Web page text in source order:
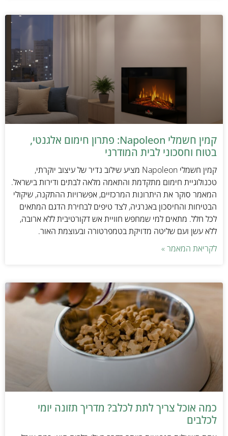
קמין חשמלי Napoleon: פתרון חימום אלגנטי,
בטוח וחסכוני לבית המודרני
קמין חשמלי Napoleon מציע שילוב נדיר של עיצוב יוקרתי,
טכנולוגיית חימום מתקדמת והתאמה מלאה לבתים ודירות בישראל.
המאמר סוקר את היתרונות המרכזיים, אפשרויות ההתקנה, שיקולי
הבטיחות והחיסכון באנרגיה, לצד טיפים לבחירת הדגם המתאים
לכל חלל. מתאים למי שמחפש חוויית אש דקורטיבית ללא ארובה,
ללא עשן ועם שליטה מדויקת בטמפרטורה ובעוצמת האור.
לקריאת המאמר »
כמה אוכל צריך לתת לכלב? מדריך תזונה יומי
לכלבים